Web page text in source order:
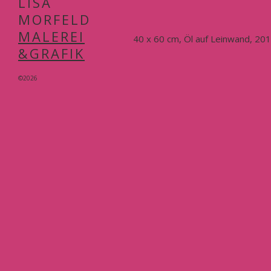
MORFELD
MALEREI
&GRAFIK
©2026
40 x 60 cm, Öl auf Leinwand,